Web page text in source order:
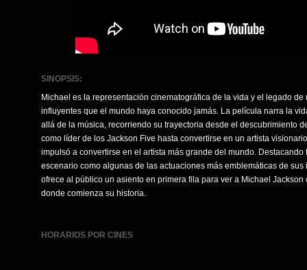
SINOPSIS:
Michael es la representación cinematográfica de la vida y el legado de
influyentes que el mundo haya conocido jamás. La película narra la
allá de la música, recorriendo su trayectoria desde el descubrimiento
como líder de los Jackson Five hasta convertirse en un artista
impulsó a convertirse en el artista más grande del mundo. Destacando
escenario como algunas de las actuaciones más emblemáticas de
ofrece al público un asiento en primera fila para ver a Michael Jackson
donde comienza su historia.
HORARIOS POR CINES